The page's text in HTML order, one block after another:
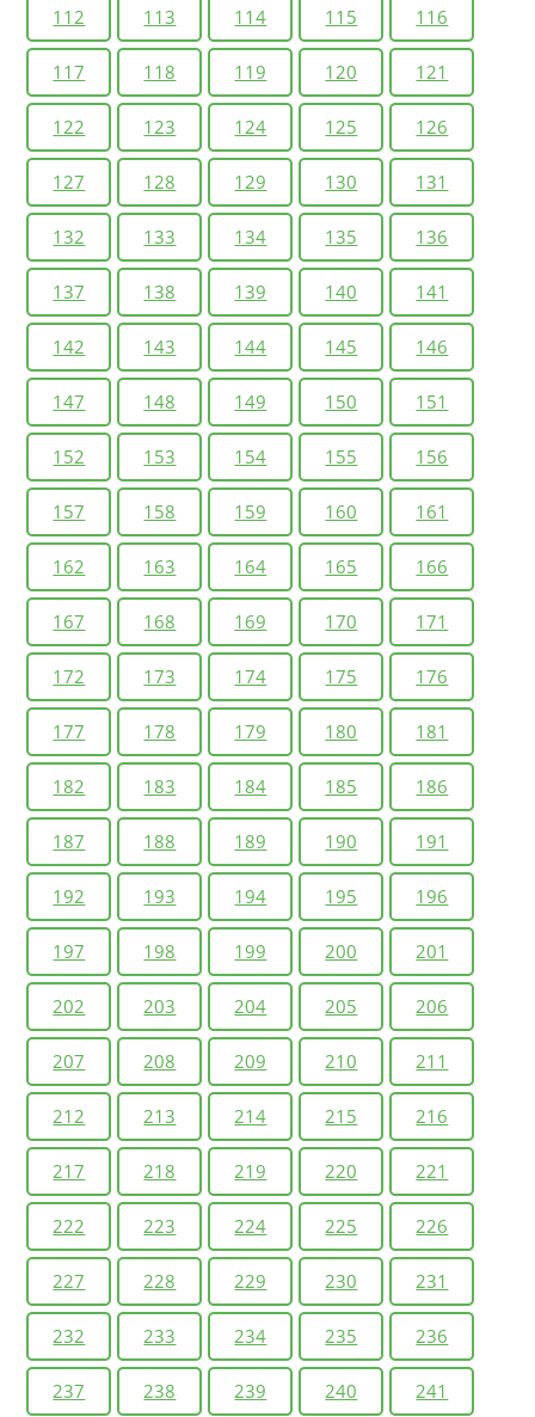
112 113 114 115 116
117 118 119 120 121
122 123 124 125 126
127 128 129 130 131
132 133 134 135 136
137 138 139 140 141
142 143 144 145 146
147 148 149 150 151
152 153 154 155 156
157 158 159 160 161
162 163 164 165 166
167 168 169 170 171
172 173 174 175 176
177 178 179 180 181
182 183 184 185 186
187 188 189 190 191
192 193 194 195 196
197 198 199 200 201
202 203 204 205 206
207 208 209 210 211
212 213 214 215 216
217 218 219 220 221
222 223 224 225 226
227 228 229 230 231
232 233 234 235 236
237 238 239 240 241